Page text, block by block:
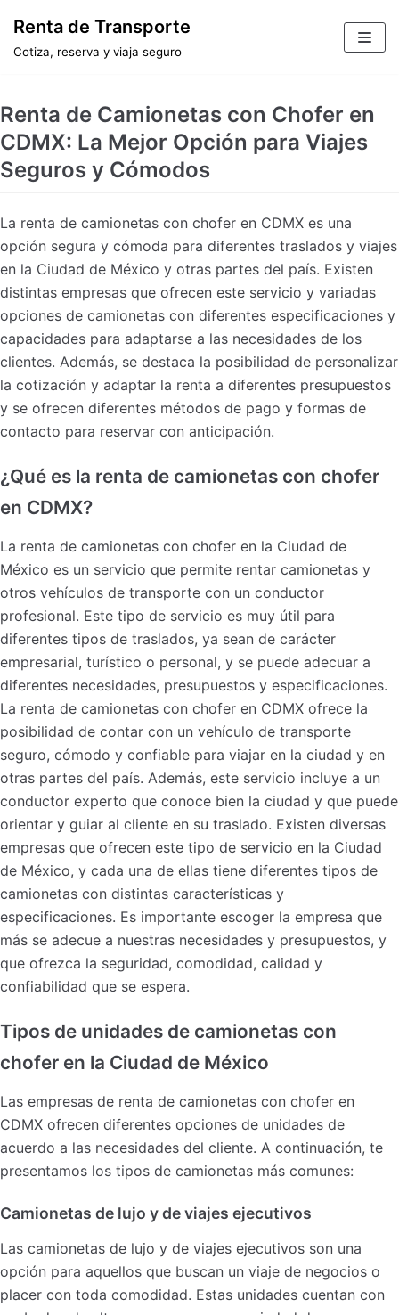
Saltar
al
Renta de Transporte
Cotiza, reserva y viaja seguro
Renta de Camionetas con Chofer en
CDMX: La Mejor Opción para Viajes
Seguros y Cómodos
La renta de camionetas con chofer en CDMX es una
opción segura y cómoda para diferentes traslados y viajes
en la Ciudad de México y otras partes del país. Existen
distintas empresas que ofrecen este servicio y variadas
opciones de camionetas con diferentes especificaciones y
capacidades para adaptarse a las necesidades de los
clientes. Además, se destaca la posibilidad de personalizar
la cotización y adaptar la renta a diferentes presupuestos
y se ofrecen diferentes métodos de pago y formas de
contacto para reservar con anticipación.
¿Qué es la renta de camionetas con chofer
en CDMX?
La renta de camionetas con chofer en la Ciudad de
México es un servicio que permite rentar camionetas y
otros vehículos de transporte con un conductor
profesional. Este tipo de servicio es muy útil para
diferentes tipos de traslados, ya sean de carácter
empresarial, turístico o personal, y se puede adecuar a
diferentes necesidades, presupuestos y especificaciones.
La renta de camionetas con chofer en CDMX ofrece la
posibilidad de contar con un vehículo de transporte
seguro, cómodo y confiable para viajar en la ciudad y en
otras partes del país. Además, este servicio incluye a un
conductor experto que conoce bien la ciudad y que puede
orientar y guiar al cliente en su traslado. Existen diversas
empresas que ofrecen este tipo de servicio en la Ciudad
de México, y cada una de ellas tiene diferentes tipos de
camionetas con distintas características y
especificaciones. Es importante escoger la empresa que
más se adecue a nuestras necesidades y presupuestos, y
que ofrezca la seguridad, comodidad, calidad y
confiabilidad que se espera.
Tipos de unidades de camionetas con
chofer en la Ciudad de México
Las empresas de renta de camionetas con chofer en
CDMX ofrecen diferentes opciones de unidades de
acuerdo a las necesidades del cliente. A continuación, te
presentamos los tipos de camionetas más comunes:
Camionetas de lujo y de viajes ejecutivos
Las camionetas de lujo y de viajes ejecutivos son una
opción para aquellos que buscan un viaje de negocios o
placer con toda comodidad. Estas unidades cuentan con